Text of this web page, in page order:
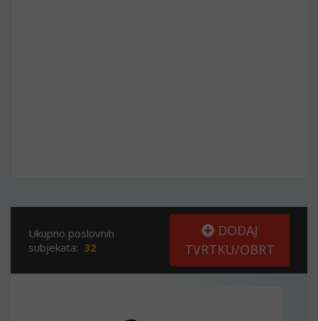
Ukupno poslovnih
subjekata: 32
DODAJ
TVRTKU/OBRT